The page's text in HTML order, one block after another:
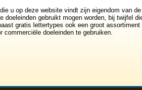
u op deze website vindt zijn eigendom van
doeleinden gebruikt mogen worden, bij twijfel
gratis lettertypes ook een groot
commerciële doeleinden te gebruiken.